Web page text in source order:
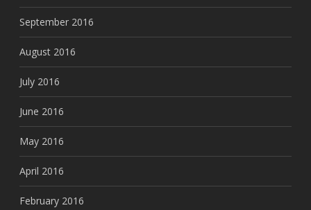
September 2016
August 2016
July 2016
June 2016
May 2016
April 2016
February 2016